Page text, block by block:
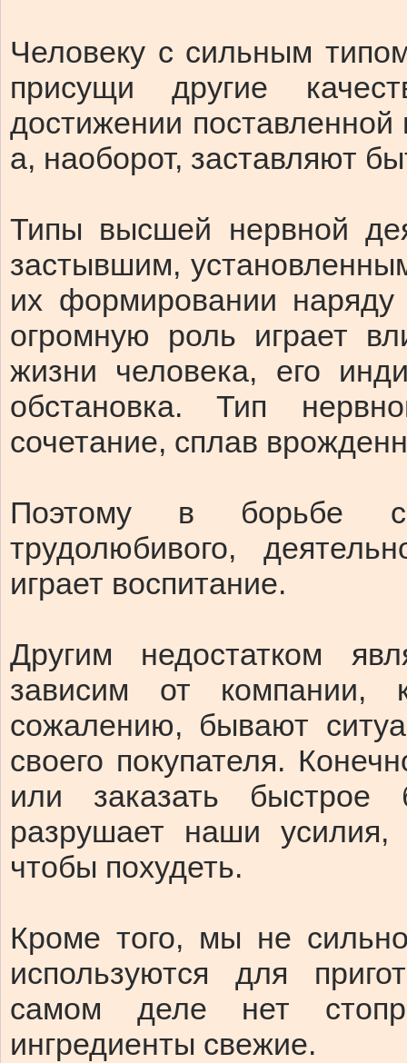
Человеку с сильным
присущи другие
достижении поставленной
а, наоборот, заставляют
Типы высшей нервной
застывшим,
их формировании
огромную роль играет
жизни человека, его
обстановка. Тип
сочетание, сплав
Поэтому в борьбе
трудолюбивого,
играет воспитание.
Другим недостатком
зависим от компании,
сожалению, бывают
своего покупателя.
или заказать
разрушает наши
чтобы похудеть.
Кроме того, мы не
используются для
самом деле нет
ингредиенты свежие.